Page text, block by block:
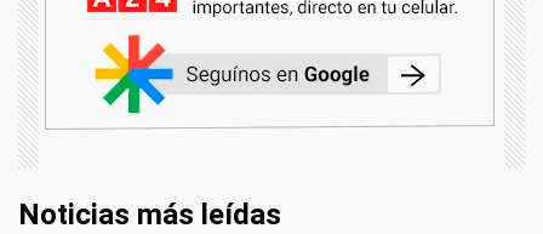
Noticias más leídas